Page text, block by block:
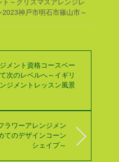
ト～クリスマスアレンジレ
2023神戸市明石市篠山市～
メント資格コースベー
次のレベルへ～イギリ
ジメントレッスン風景
ラワーアレンジメン
てのデザインコーン
シェイプ～